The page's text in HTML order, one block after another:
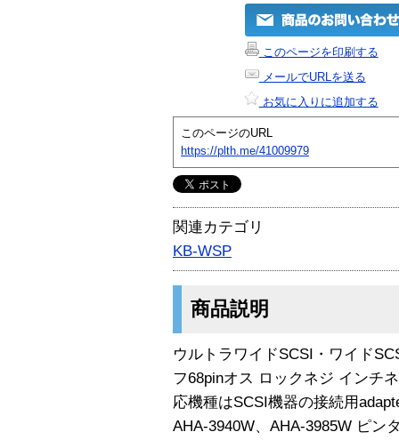
このページを印刷する
メールでURLを送る
お気に入りに追加する
このページのURL
https://plth.me/41009979
関連カテゴリ
KB-WSP
商品説明
ウルトラワイドSCSI・ワイド
フ68pinオス ロックネジ インチ
応機種はSCSI機器の接続用
AHA-3940W、AHA-3985W ピン